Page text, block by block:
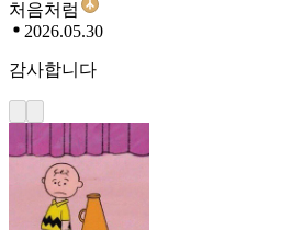
처음처럼
2026.05.30
감사합니다